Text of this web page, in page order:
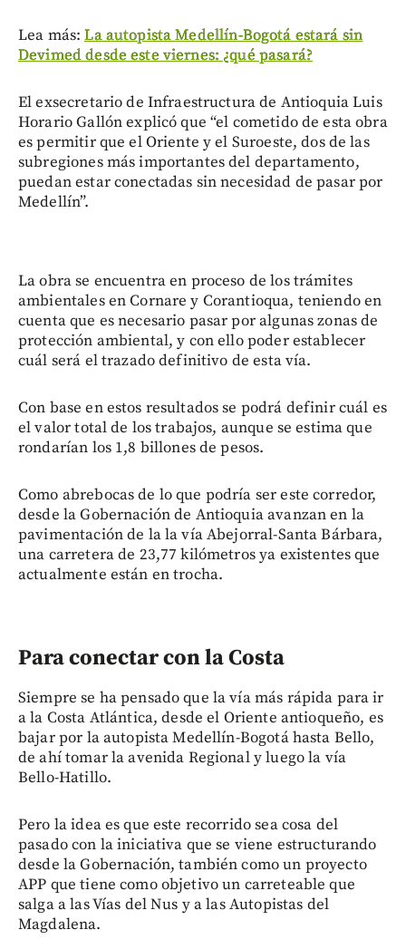
Lea más:La autopista Medellín-Bogotá estará sin
Devimed desde este viernes: ¿qué pasará?
El exsecretario de Infraestructura de Antioquia Luis
Horario Gallón explicó que “el cometido de esta obra
es permitir que el Oriente y el Suroeste, dos de las
subregiones más importantes del departamento,
puedan estar conectadas sin necesidad de pasar por
Medellín”.
La obra se encuentra en proceso de los trámites
ambientales en Cornare y Corantioqua, teniendo en
cuenta que es necesario pasar por algunas zonas de
protección ambiental, y con ello poder establecer
cuál será el trazado definitivo de esta vía.
Con base en estos resultados se podrá definir cuál es
el valor total de los trabajos, aunque se estima que
rondarían los 1,8 billones de pesos.
Como abrebocas de lo que podría ser este corredor,
desde la Gobernación de Antioquia avanzan en la
pavimentación de la la vía Abejorral-Santa Bárbara,
una carretera de 23,77 kilómetros ya existentes que
actualmente están en trocha.
Para conectar con la Costa
Siempre se ha pensado que la vía más rápida para ir
a la Costa Atlántica, desde el Oriente antioqueño, es
bajar por la autopista Medellín-Bogotá hasta Bello,
de ahí tomar la avenida Regional y luego la vía
Bello-Hatillo.
Pero la idea es que este recorrido sea cosa del
pasado con la iniciativa que se viene estructurando
desde la Gobernación, también como un proyecto
APP que tiene como objetivo un carreteable que
salga a las Vías del Nus y a las Autopistas del
Magdalena.